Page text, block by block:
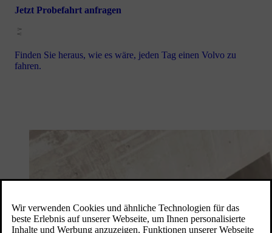
Jetzt Probefahrt anfragen
Finden Sie heraus, wie es wäre, jeden Tag einen Volvo zu
fahren.